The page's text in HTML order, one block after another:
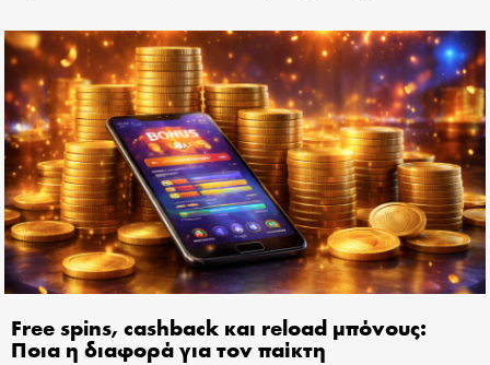
Free spins, cashback και reload μπόνους:
Ποια η διαφορά για τον παίκτη